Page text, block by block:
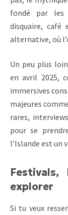
fondé par les
disquaire,
alternative, où
Un peu plus
en avril 2025,
immersives
majeures
rares,
pour se
l’Islande est un
explorer
Si tu veux